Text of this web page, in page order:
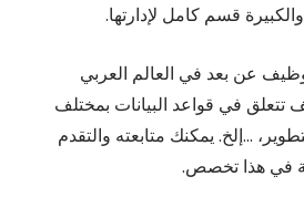
قسم كامل لإدارتها.
عن بعد في العالم العربي
تتعلق في قواعد البيانات بمختلف
…إلخ. يمكنك متابعته والتقدم
في هذا تخصص.